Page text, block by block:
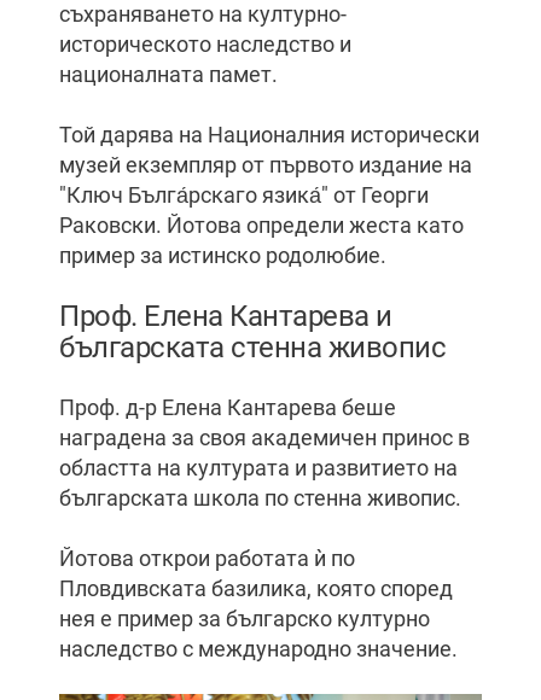
съхраняването на културно-
историческото наследство и
националната памет.
Той дарява на Националния исторически
музей екземпляр от първото издание на
"Ключ Бълга́рскаго язика́" от Георги
Раковски. Йотова определи жеста като
пример за истинско родолюбие.
Проф. Елена Кантарева и
българската стенна живопис
Проф. д-р Елена Кантарева беше
наградена за своя академичен принос в
областта на културата и развитието на
българската школа по стенна живопис.
Йотова открои работата ѝ по
Пловдивската базилика, която според
нея е пример за българско културно
наследство с международно значение.